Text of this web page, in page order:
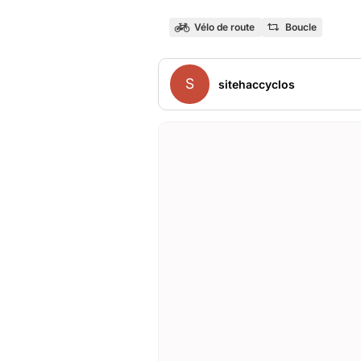
Vélo de route Boucle
S sitehaccyclos